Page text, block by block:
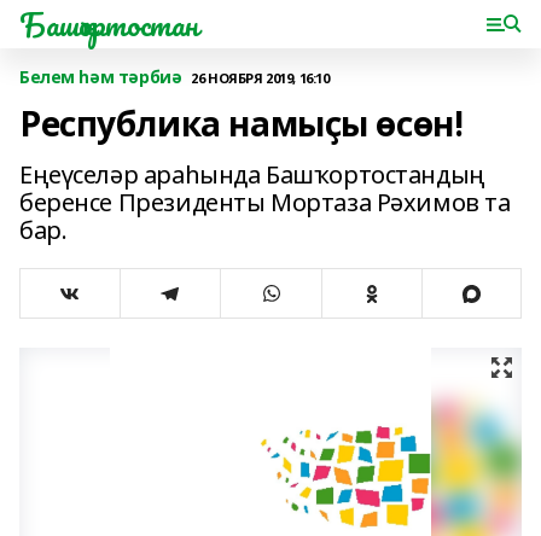
Башҡортостан
Белем һәм тәрбиә 26 НОЯБРЯ 2019, 16:10
Республика намыҫы өсөн!
Еңеүселәр араһында Башҡортостандың
беренсе Президенты Мортаза Рәхимов та
бар.